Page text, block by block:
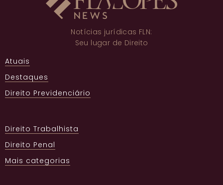
Notícias jurídicas FLN:
Seu lugar de Direito
Atuais
Destaques
Direito Previdenciário
Direito Trabalhista
Direito Penal
Mais categorias